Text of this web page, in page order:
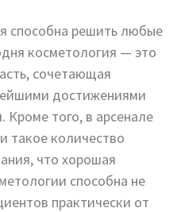
способна решить любые
косметология — это
сочетающая
достижениями
того, в арсенале
такое количество
что хорошая
способна не
практически от